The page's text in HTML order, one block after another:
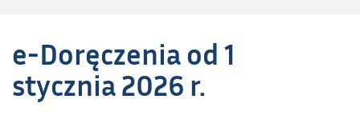
e-Doręczenia od 1
stycznia 2026 r.